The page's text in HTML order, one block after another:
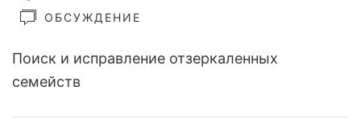
ОБСУЖДЕНИЕ
Поиск и исправление отзеркаленных
семейств